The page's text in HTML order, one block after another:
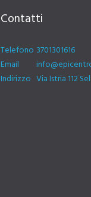
Contatti
Telefono 3701301616
Email
Indirizzo Via Istria 112